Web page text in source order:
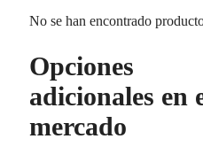
No se han encontrado
Opciones
adicionales en
mercado